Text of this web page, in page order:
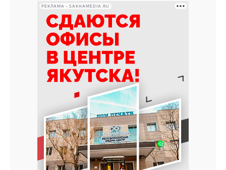
РЕКЛАМА • SAKHAMEDIA.RU